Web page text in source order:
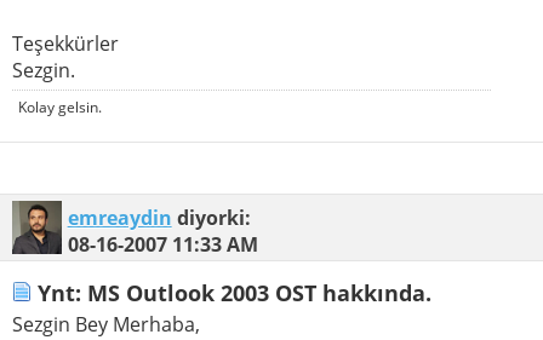
Teşekkürler
Sezgin.
Kolay gelsin.
emreaydin diyorki:
08-16-2007 11:33 AM
Ynt: MS Outlook 2003 OST hakkında.
Sezgin Bey Merhaba,